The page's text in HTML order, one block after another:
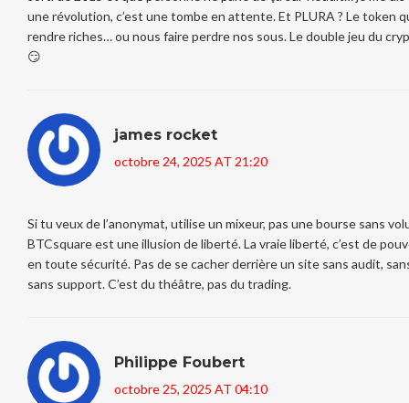
une révolution, c’est une tombe en attente. Et PLURA ? Le token
rendre riches… ou nous faire perdre nos sous. Le double jeu du
😏
james rocket
octobre 24, 2025 AT 21:20
Si tu veux de l’anonymat, utilise un mixeur, pas une bourse sans
BTCsquare est une illusion de liberté. La vraie liberté, c’est de
en toute sécurité. Pas de se cacher derrière un site sans audit,
sans support. C’est du théâtre, pas du trading.
Philippe Foubert
octobre 25, 2025 AT 04:10